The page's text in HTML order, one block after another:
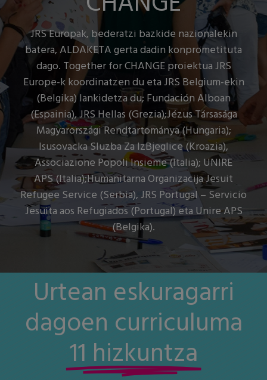
JRS Europak, bederatzi bazkide nazionalekin
batera, ALDAKETA gerta dadin konprometituta
dago. Together for CHANGE proiektua JRS
Europe-k koordinatzen du eta JRS Belgium-ekin
(Belgika) lankidetza du; Fundación Alboan
(Espainia), JRS Hellas (Grezia);Jézus Társasága
Magyarországi Rendtartománya (Hungaria);
Isusovacka Sluzba Za IzBjeglice (Kroazia),
Associazione Popoli Insieme (Italia); UNIRE
APS (Italia);Humanitarna Organizacija Jesuit
Refugee Service (Serbia), JRS Portugal – Servicio
Jesuita aos Refugiados (Portugal) eta Unire APS
(Belgika).
Urtean eskuragarri
dagoen curriculuma
11 hizkuntza